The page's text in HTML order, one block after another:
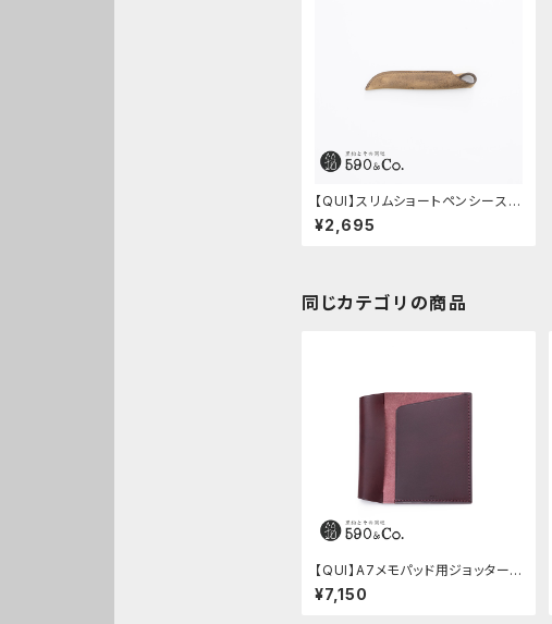
【QUI】スリムショートペンシース・
クードゥー (ガウチョ)
¥2,695
同じカテゴリの商品
【QUI】A7メモパッド用ジョッター・
ブッテーロ (ワイン)
¥7,150